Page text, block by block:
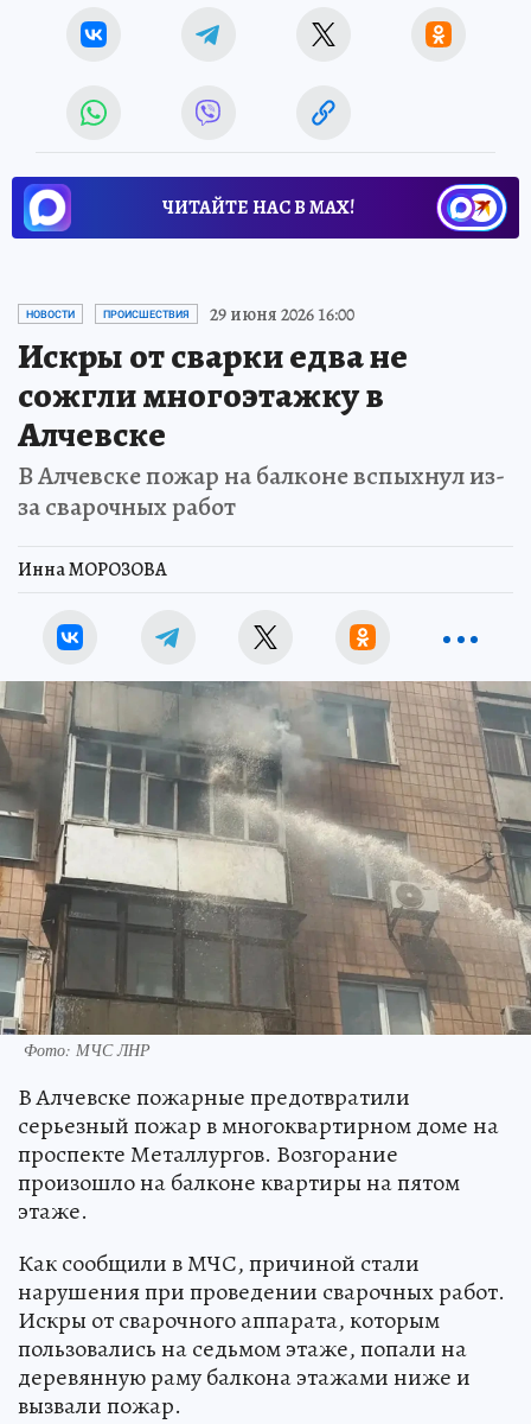
ЧИТАЙТЕ НАС В МАХ!
НОВОСТИ ПРОИСШЕСТВИЯ 29 июня 2026 16:00
Искры от сварки едва не
сожгли многоэтажку в
Алчевске
В Алчевске пожар на балконе вспыхнул из-
за сварочных работ
Инна МОРОЗОВА
Фото: МЧС ЛНР
В Алчевске пожарные предотвратили
серьезный пожар в многоквартирном доме на
проспекте Металлургов. Возгорание
произошло на балконе квартиры на пятом
этаже.
Как сообщили в МЧС, причиной стали
нарушения при проведении сварочных работ.
Искры от сварочного аппарата, которым
пользовались на седьмом этаже, попали на
деревянную раму балкона этажами ниже и
вызвали пожар.